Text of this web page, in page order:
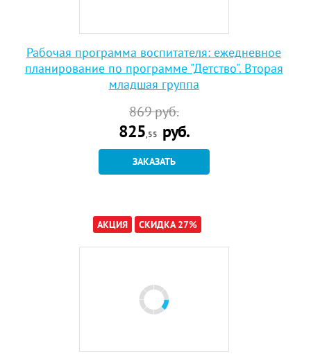
Рабочая программа воспитателя: ежедневное
планирование по программе "Детство". Вторая
младшая группа
869руб.
825,55 руб.
ЗАКАЗАТЬ
АКЦИЯ СКИДКА 27%